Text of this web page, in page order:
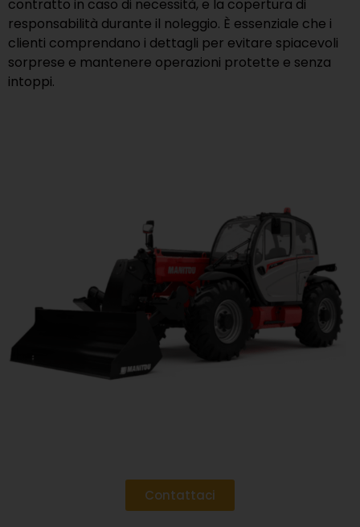
contratto in caso di necessità, e la copertura di
responsabilità durante il noleggio. È essenziale che i
clienti comprendano i dettagli per evitare spiacevoli
sorprese e mantenere operazioni protette e senza
intoppi.
Contattaci